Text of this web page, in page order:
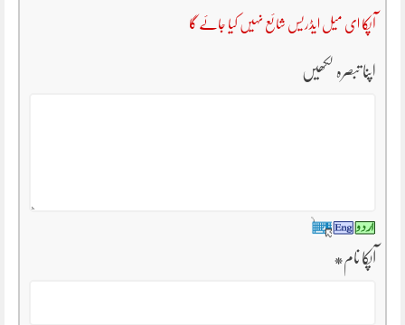
آپکا ای میل ایڈریس شائع نہیں کیا جائے گا
اپنا تبصرہ لکھیں
آپکا نام*